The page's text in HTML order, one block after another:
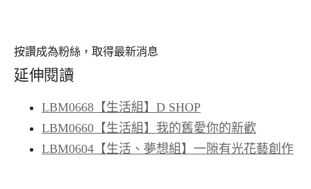
按讚成為粉絲，取得最新消息
延伸閱讀
LBM0668【生活組】D SHOP
LBM0660【生活組】我的舊愛你的新歡
LBM0604【生活、夢想組】一隙有光花藝創作